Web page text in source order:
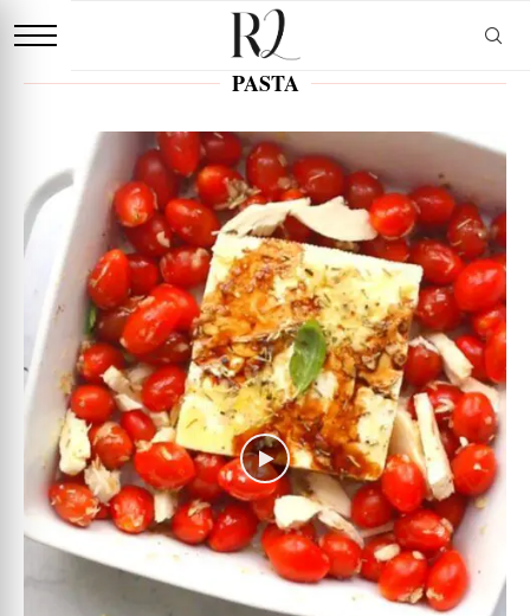
PASTA